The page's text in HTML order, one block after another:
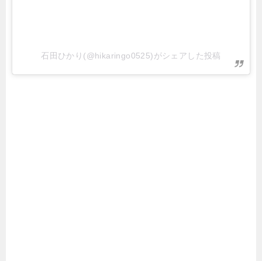
石田ひかり(@hikaringo0525)がシェアした投稿